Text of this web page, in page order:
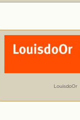
LouisdoOr